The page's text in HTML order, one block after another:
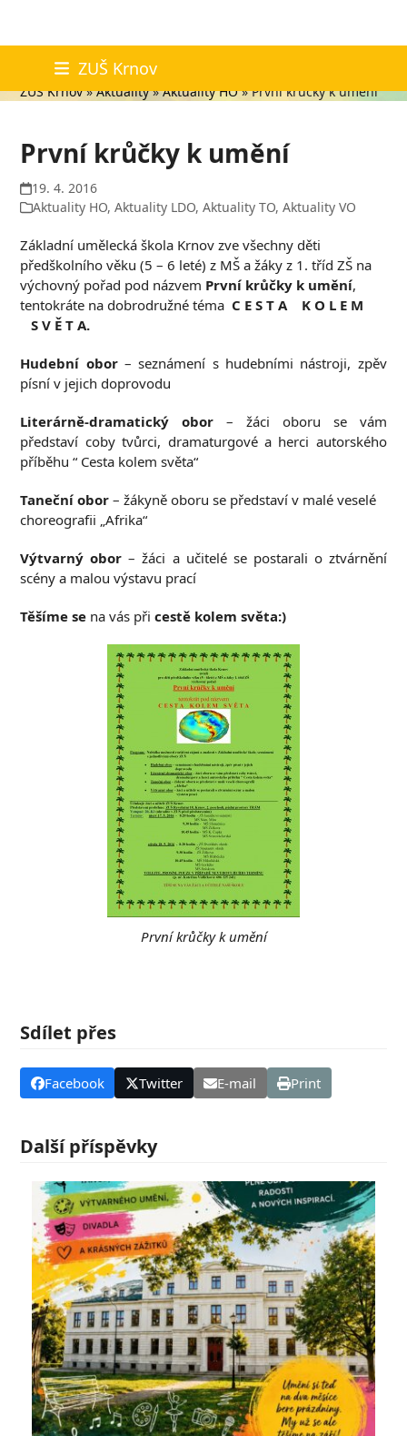
content
ZUŠ Krnov
Aktuality
ZUŠ Krnov»Aktuality»Aktuality HO»První krůčky k umění
První krůčky k umění
19. 4. 2016
Aktuality HO,Aktuality LDO,Aktuality TO,Aktuality VO
Základní umělecká škola Krnov zve všechny děti
předškolního věku (5 – 6 leté) z MŠ a žáky z 1. tříd ZŠ na
výchovný pořad pod názvem První krůčky k umění,
tentokráte na dobrodružné téma C E S T A K O L E M
S V Ě T A.
Hudební obor– seznámení s hudebními nástroji, zpěv
písní v jejich doprovodu
Literárně-dramatický obor – žáci oboru se vám
představí coby tvůrci, dramaturgové a herci autorského
příběhu “ Cesta kolem světa“
Taneční obor – žákyně oboru se představí v malé veselé
choreografii „Afrika“
Výtvarný obor – žáci a učitelé se postarali o ztvárnění
scény a malou výstavu prací
Těšíme se na vás přicestě kolem světa:)
První krůčky k umění
Sdílet přes
Facebook Twitter E-mail Print
Další příspěvky